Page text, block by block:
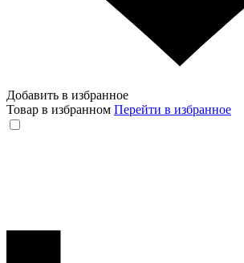
Добавить в избранное
Товар в избранном Перейти в избранное